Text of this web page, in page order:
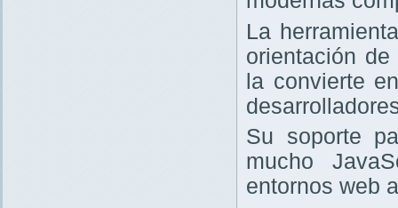
La
orientación
la convierte
Su soporte
mucho
entornos web